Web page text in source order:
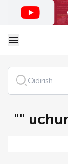
Qidiruv
""